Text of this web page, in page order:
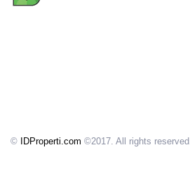
© IDProperti.com ©2017. All rights reserved.